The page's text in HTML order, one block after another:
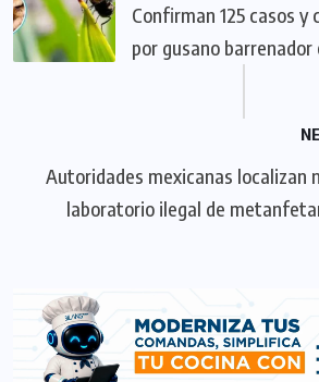
Confirman 125 casos
por gusano barrenador
Autoridades mexicanas localizan
laboratorio ilegal de